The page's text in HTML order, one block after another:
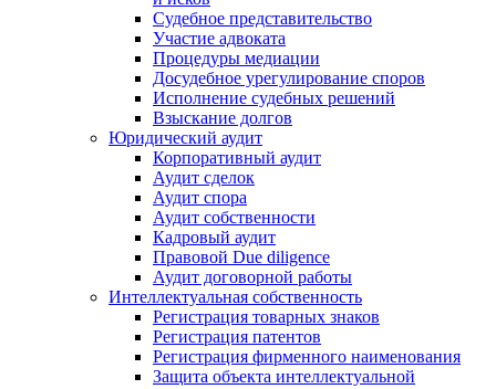
Судебное представительство
Участие адвоката
Процедуры медиации
Досудебное урегулирование споров
Исполнение судебных решений
Взыскание долгов
Юридический аудит
Корпоративный аудит
Аудит сделок
Аудит спора
Аудит собственности
Кадровый аудит
Правовой Due diligence
Аудит договорной работы
Интеллектуальная собственность
Регистрация товарных знаков
Регистрация патентов
Регистрация фирменного наименования
Защита объекта интеллектуальной